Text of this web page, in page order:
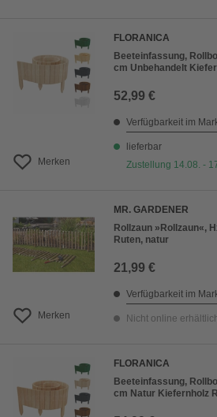
Merken
FLORANICA
Beeteinfassung,
cm Unbehandelt
52,99 €
Verfügbarkeit im
lieferbar
Zustellung 14.08. -
Merken
MR. GARDENER
Rollzaun »Rollzaun«,
Ruten, natur
21,99 €
Verfügbarkeit im
Nicht online
FLORANICA
Beeteinfassung,
cm Natur Kiefernholz